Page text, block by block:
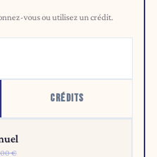
vous ou utilisez un crédit.
CRÉDITS
€